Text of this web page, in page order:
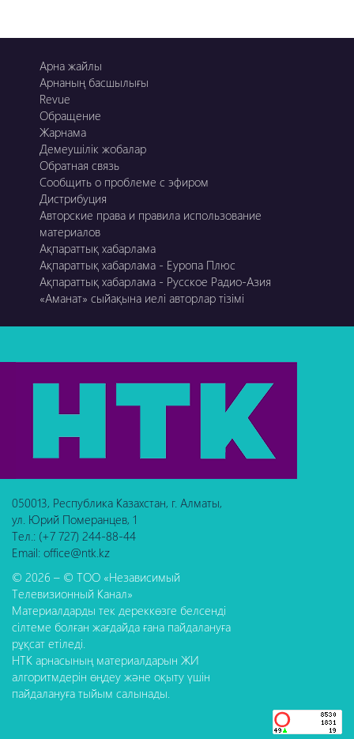
Арна жайлы
Арнаның басшылығы
Revue
Обращение
Жарнама
Демеушілік жобалар
Обратная связь
Сообщить о проблеме с эфиром
Дистрибуция
Авторские права и правила использование
материалов
Ақпараттық хабарлама
Ақпараттық хабарлама - Еуропа Плюс
Ақпараттық хабарлама - Русское Радио-Азия
«Аманат» сыйақына иелі авторлар тізімі
050013, Республика Казахстан, г. Алматы,
ул. Юрий Померанцев, 1
Тел.: (+7 727) 244-88-44
Email: office@ntk.kz
© 2026 – © ТОО «Независимый
Телевизионный Канал»
Материалдарды тек дереккөзге белсенді
сілтеме болған жағдайда ғана пайдалануға
рұқсат етіледі.
НТК арнасының материалдарын ЖИ
алгоритмдерін өңдеу және оқыту үшін
пайдалануға тыйым салынады.